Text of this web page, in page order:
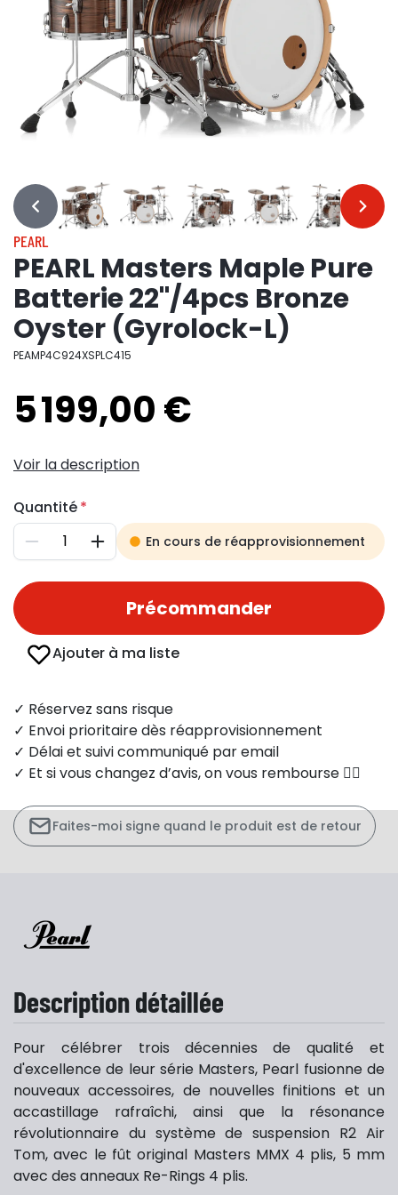
… …
PEARL
PEARL Masters Maple Pure
Batterie 22"/4pcs Bronze
Oyster (Gyrolock-L)
PEAMP4C924XSPLC415
5 199,00 €
Voir la description
Quantité
Diminuer AugmenterEn cours de réapprovisionnement
Précommander
Ajouter à ma liste
✓ Réservez sans risque
✓ Envoi prioritaire dès réapprovisionnement
✓ Délai et suivi communiqué par email
✓ Et si vous changez d’avis, on vous rembourse 👍🏻
Faites-moi signe quand le produit est de retour
Description détaillée
Pour célébrer trois décennies de qualité et
d'excellence de leur série Masters, Pearl fusionne de
nouveaux accessoires, de nouvelles finitions et un
accastillage rafraîchi, ainsi que la résonance
révolutionnaire du système de suspension R2 Air
Tom, avec le fût original Masters MMX 4 plis, 5 mm
avec des anneaux Re-Rings 4 plis.